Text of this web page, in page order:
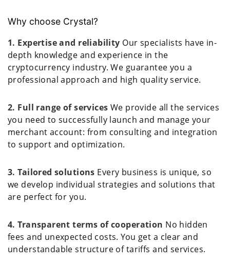
Why choose Crystal?
1. Expertise and reliability Our specialists have in-
depth knowledge and experience in the
cryptocurrency industry. We guarantee you a
professional approach and high quality service.
2. Full range of services We provide all the services
you need to successfully launch and manage your
merchant account: from consulting and integration
to support and optimization.
3. Tailored solutions Every business is unique, so
we develop individual strategies and solutions that
are perfect for you.
4. Transparent terms of cooperation No hidden
fees and unexpected costs. You get a clear and
understandable structure of tariffs and services.